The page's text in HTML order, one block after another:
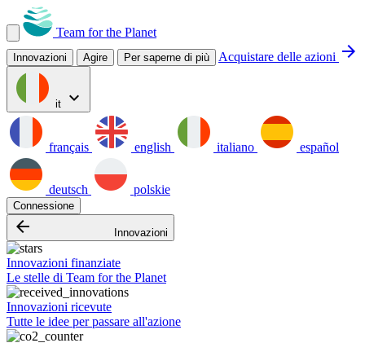
Team for the Planet
Innovazioni Agire Per saperne di più Acquistare delle azioni arrow_forward
it expand_more
français english italiano español
deutsch polskie
Connessione
arrow_backward Innovazioni
Innovazioni finanziate
Le stelle di Team for the Planet
Innovazioni ricevute
Tutte le idee per passare all'azione